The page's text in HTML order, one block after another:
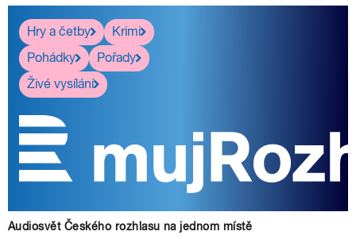
Hry a četby
Krimi
Pohádky
Pořady
Živé vysílání
Audiosvět Českého rozhlasu na jednom místě